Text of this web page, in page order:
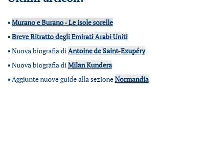
•Murano e Burano - Le isole sorelle
•Breve Ritratto degli Emirati Arabi Uniti
•Nuova biografia diAntoine de Saint-Exupéry
•Nuova biografia diMilan Kundera
•Aggiunte nuove guide alla sezioneNormandia